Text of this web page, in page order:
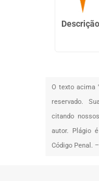
O texto acima "
reservado.
citando
autor. Plágio
Código Penal. –